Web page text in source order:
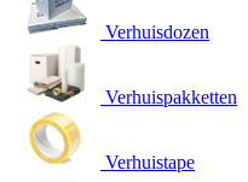
Verhuisdozen
Verhuispakketten
Verhuistape